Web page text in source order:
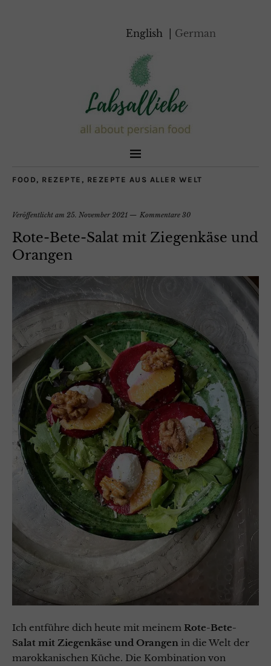
English German
FOOD , REZEPTE , REZEPTE AUS ALLER WELT
Veröffentlicht am 25. November 2021 Kommentare 30
Rote-Bete-Salat mit Ziegenkäse und
Orangen
Ich entführe dich heute mit meinem Rote-Bete-
Salat mit Ziegenkäse und Orangen in die Welt der
marokkanischen Küche. Die Kombination von